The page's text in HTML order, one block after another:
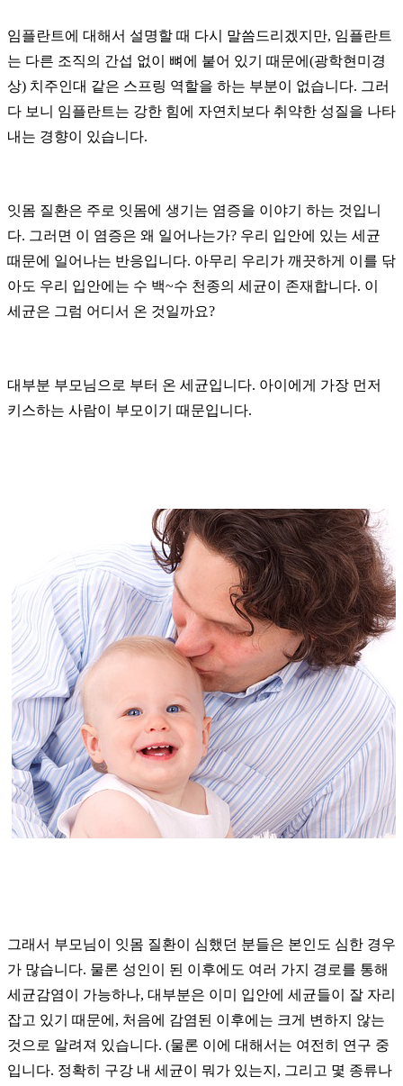
임플란트에 대해서 설명할 때 다시 말씀드리겠지만, 임플란트
는 다른 조직의 간섭 없이 뼈에 붙어 있기 때문에(광학현미경
상) 치주인대 같은 스프링 역할을 하는 부분이 없습니다. 그러
다 보니 임플란트는 강한 힘에 자연치보다 취약한 성질을 나타
내는 경향이 있습니다.
잇몸 질환은 주로 잇몸에 생기는 염증을 이야기 하는 것입니
다. 그러면 이 염증은 왜 일어나는가? 우리 입안에 있는 세균
때문에 일어나는 반응입니다. 아무리 우리가 깨끗하게 이를 닦
아도 우리 입안에는 수 백~수 천종의 세균이 존재합니다. 이
세균은 그럼 어디서 온 것일까요?
대부분 부모님으로 부터 온 세균입니다. 아이에게 가장 먼저
키스하는 사람이 부모이기 때문입니다.
그래서 부모님이 잇몸 질환이 심했던 분들은 본인도 심한 경우
가 많습니다. 물론 성인이 된 이후에도 여러 가지 경로를 통해
세균감염이 가능하나, 대부분은 이미 입안에 세균들이 잘 자리
잡고 있기 때문에, 처음에 감염된 이후에는 크게 변하지 않는
것으로 알려져 있습니다. (물론 이에 대해서는 여전히 연구 중
입니다. 정확히 구강 내 세균이 뭐가 있는지, 그리고 몇 종류나